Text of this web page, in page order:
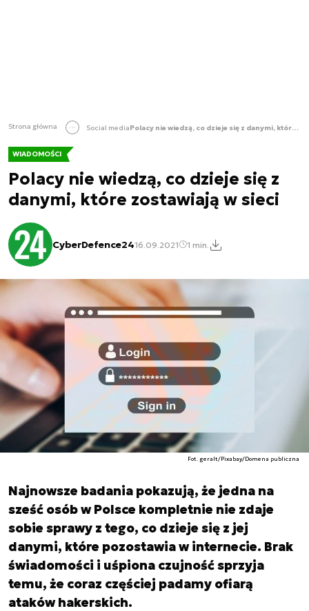
Strona główna Social media Polacy nie wiedzą, co dzieje się z danymi, które zostawiają w sieci
WIADOMOŚCI
Polacy nie wiedzą, co dzieje się z
danymi, które zostawiają w sieci
CyberDefence2416.09.2021 1 min.
Fot. geralt/Pixabay/Domena publiczna
Najnowsze badania pokazują, że jedna na
sześć osób w Polsce kompletnie nie zdaje
sobie sprawy z tego, co dzieje się z jej
danymi, które pozostawia w internecie. Brak
świadomości i uśpiona czujność sprzyja
temu, że coraz częściej padamy ofiarą
ataków hakerskich.